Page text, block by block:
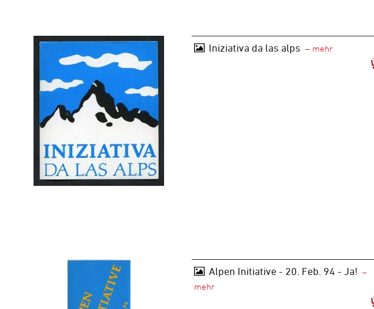
Iniziativa da las alps
Alpen Initiative - 20. Feb. 94 - Ja!